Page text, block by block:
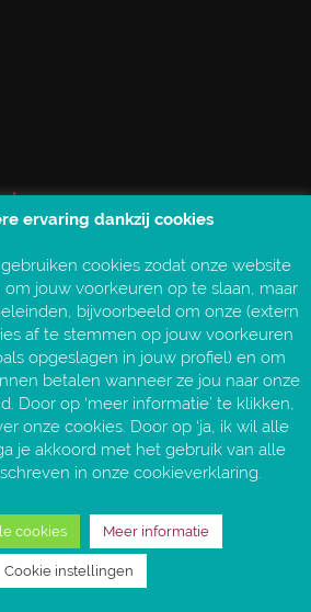
© 2026 VakantieXperts
ervaring dankzij cookies
cookies zodat onze website
jouw voorkeuren op te slaan, maar
bijvoorbeeld om onze (extern
af te stemmen op jouw voorkeuren
opgeslagen in jouw profiel) en om
betalen wanneer ze jou naar onze
Door op ‘meer informatie’ te klikken,
onze cookies. Door op ‘ja, ik wil alle
je akkoord met het gebruik van alle
in onze cookieverklaring.
cookies Meer informatie
Cookie instellingen